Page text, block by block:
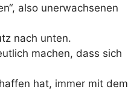
also unerwachsenen
nach unten.
machen, dass sich
hat, immer mit dem